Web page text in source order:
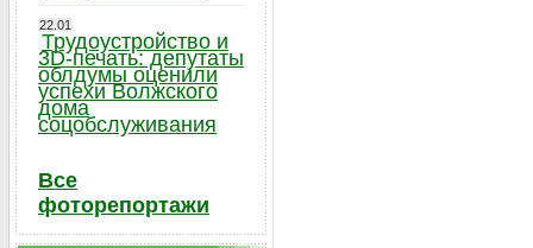
22.01
Трудоустройство и
3D-печать: депутаты
облдумы оценили
успехи Волжского
дома
соцобслуживания
Все
фоторепортажи